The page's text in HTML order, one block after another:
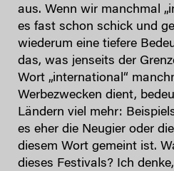
aus. Wenn wir manchmal
es fast schon schick und
wiederum eine tiefere
das, was jenseits der
Wort „international“
Werbezwecken dient,
Ländern viel mehr:
es eher die Neugier oder
diesem Wort gemeint ist.
dieses Festivals? Ich